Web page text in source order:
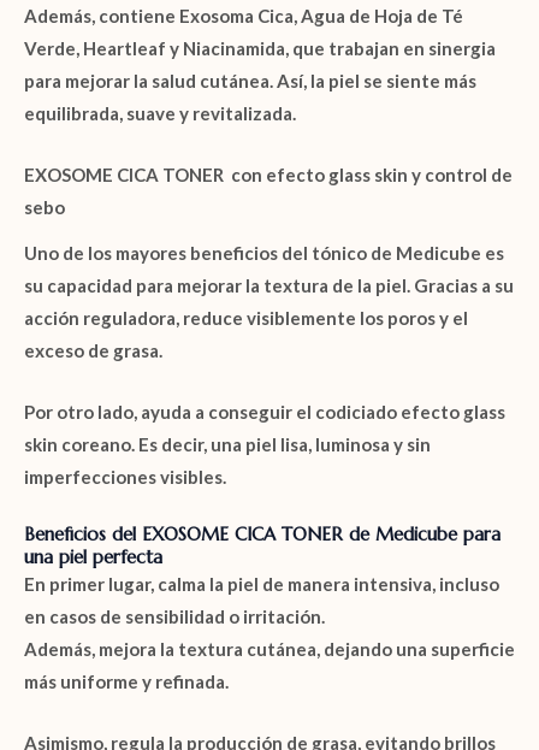
Además, contiene Exosoma Cica,Agua de Hoja de Té
Verde, Heartleaf y Niacinamida, que trabajan en sinergia
para mejorar la salud cutánea. Así, la piel se siente más
equilibrada, suave y revitalizada.
EXOSOME CICA TONER con efecto glass skin y control de
sebo
Uno de los mayores beneficios del tónico de Medicube es
su capacidad para mejorar la textura de la piel. Gracias a su
acción reguladora, reduce visiblemente los poros y el
exceso de grasa.
Por otro lado, ayuda a conseguir el codiciado efecto glass
skin coreano. Es decir, una piel lisa, luminosa y sin
imperfecciones visibles.
Beneficios del EXOSOME CICA TONER de Medicube para
una piel perfecta
En primer lugar, calma la piel de manera intensiva, incluso
en casos de sensibilidad o irritación.
Además, mejora la textura cutánea, dejando una superficie
más uniforme y refinada.
Asimismo, regula la producción de grasa, evitando brillos